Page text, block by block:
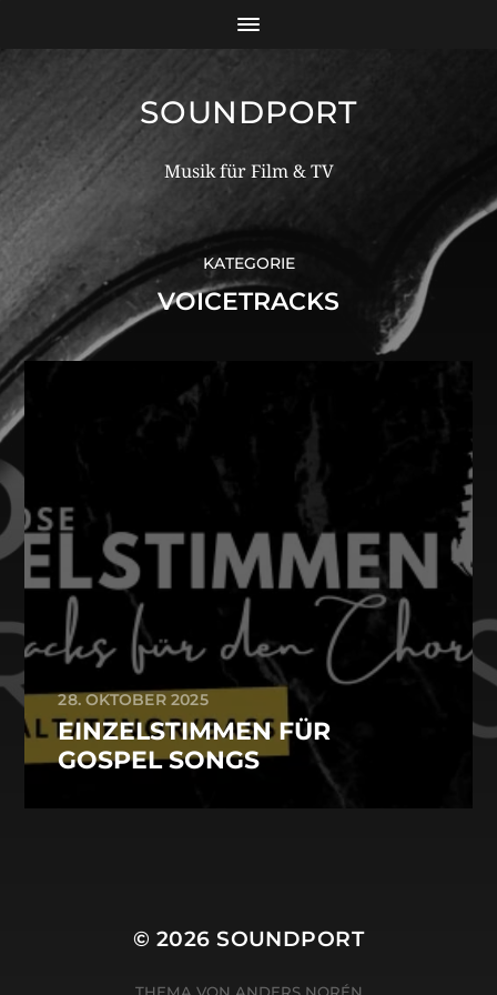
SOUNDPORT
Musik für Film & TV
KATEGORIE
VOICETRACKS
28. OKTOBER 2025
EINZELSTIMMEN FÜR
GOSPEL SONGS
© 2026SOUNDPORT
THEMA VON ANDERS NORÉN